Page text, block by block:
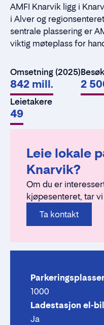
AMFI Knarvik ligg i
i Alver og
sentrale plassering er
viktig møteplass for
Omsetning (2025)
842 mill. 2
Leietakere
49
Leie lokale
Knarvik?
Om du er
kjøpesenteret, tar
Ta kontakt
1000
Ladestasjon el-bil
Ja